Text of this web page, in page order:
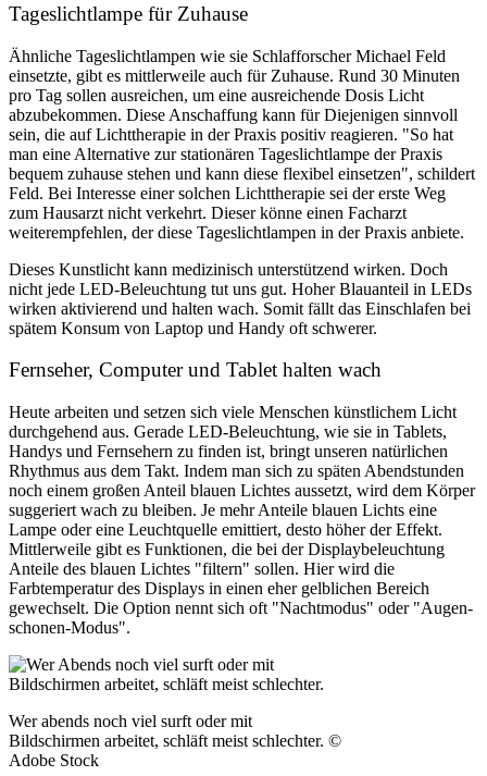
Tageslichtlampe für Zuhause
Ähnliche Tageslichtlampen wie sie Schlafforscher Michael Feld
einsetzte, gibt es mittlerweile auch für Zuhause. Rund 30 Minuten
pro Tag sollen ausreichen, um eine ausreichende Dosis Licht
abzubekommen. Diese Anschaffung kann für Diejenigen sinnvoll
sein, die auf Lichttherapie in der Praxis positiv reagieren. "So hat
man eine Alternative zur stationären Tageslichtlampe der Praxis
bequem zuhause stehen und kann diese flexibel einsetzen", schildert
Feld. Bei Interesse einer solchen Lichttherapie sei der erste Weg
zum Hausarzt nicht verkehrt. Dieser könne einen Facharzt
weiterempfehlen, der diese Tageslichtlampen in der Praxis anbiete.
Dieses Kunstlicht kann medizinisch unterstützend wirken. Doch
nicht jede LED-Beleuchtung tut uns gut. Hoher Blauanteil in LEDs
wirken aktivierend und halten wach. Somit fällt das Einschlafen bei
spätem Konsum von Laptop und Handy oft schwerer.
Fernseher, Computer und Tablet halten wach
Heute arbeiten und setzen sich viele Menschen künstlichem Licht
durchgehend aus. Gerade LED-Beleuchtung, wie sie in Tablets,
Handys und Fernsehern zu finden ist, bringt unseren natürlichen
Rhythmus aus dem Takt. Indem man sich zu späten Abendstunden
noch einem großen Anteil blauen Lichtes aussetzt, wird dem Körper
suggeriert wach zu bleiben. Je mehr Anteile blauen Lichts eine
Lampe oder eine Leuchtquelle emittiert, desto höher der Effekt.
Mittlerweile gibt es Funktionen, die bei der Displaybeleuchtung
Anteile des blauen Lichtes "filtern" sollen. Hier wird die
Farbtemperatur des Displays in einen eher gelblichen Bereich
gewechselt. Die Option nennt sich oft "Nachtmodus" oder "Augen-
schonen-Modus".
Wer abends noch viel surft oder mit
Bildschirmen arbeitet, schläft meist schlechter. ©
Adobe Stock